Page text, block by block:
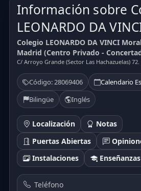
Información sobre
LEONARDO DA
Colegio LEONARDO DA VINCI
Madrid (Centro Privado -
C/ Arroyo Grande (Sector Las Hachazuelas) 72.
Código: 28069406
Calendario
Bilingüe
Inglés
Localización
Notas
Puertas Abiertas
Instalaciones
Enseñanzas
Teléfono